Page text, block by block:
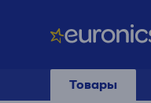
Товары